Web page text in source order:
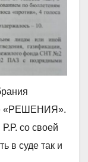
«РЕШЕНИЯ».
со своей
в суде так и